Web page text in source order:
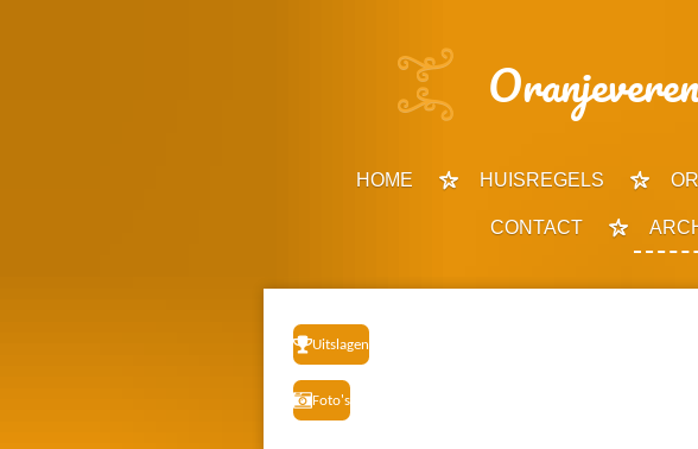
HOME HUISREGELS
CONTACT
Uitslagen
Foto's